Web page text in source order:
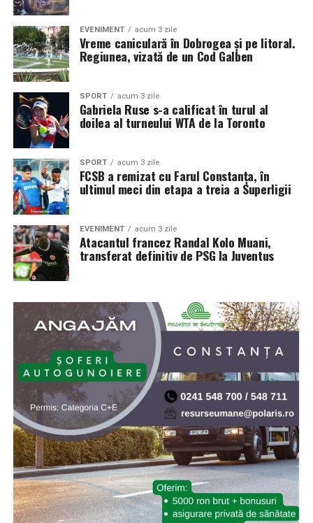
EVENIMENT acum 3 zile
Vreme caniculară în Dobrogea și pe litoral.
Regiunea, vizată de un Cod Galben
SPORT acum 3 zile
Gabriela Ruse s-a calificat în turul al
doilea al turneului WTA de la Toronto
SPORT acum 3 zile
FCSB a remizat cu Farul Constanța, în
ultimul meci din etapa a treia a Superligii
EVENIMENT acum 3 zile
Atacantul francez Randal Kolo Muani,
transferat definitiv de PSG la Juventus